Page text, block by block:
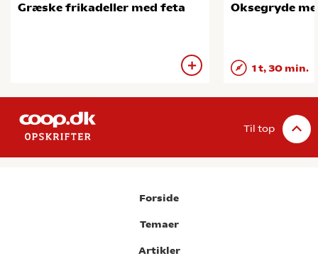
Græske frikadeller med feta Oksegryde
1 t, 30 min.
Til top
Forside
Temaer
Artikler